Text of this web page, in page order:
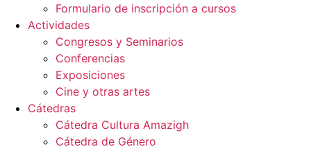
Formulario de inscripción a cursos
Actividades
Congresos y Seminarios
Conferencias
Exposiciones
Cine y otras artes
Cátedras
Cátedra Cultura Amazigh
Cátedra de Género